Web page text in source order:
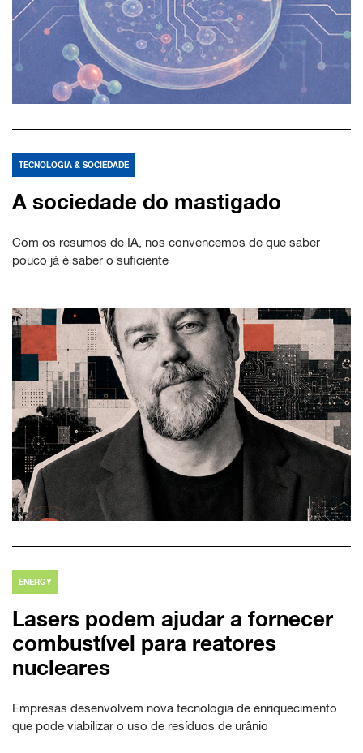
TECNOLOGIA & SOCIEDADE
A sociedade do mastigado
Com os resumos de IA, nos convencemos de que saber
pouco já é saber o suficiente
ENERGY
Lasers podem ajudar a fornecer
combustível para reatores
nucleares
Empresas desenvolvem nova tecnologia de enriquecimento
que pode viabilizar o uso de resíduos de urânio